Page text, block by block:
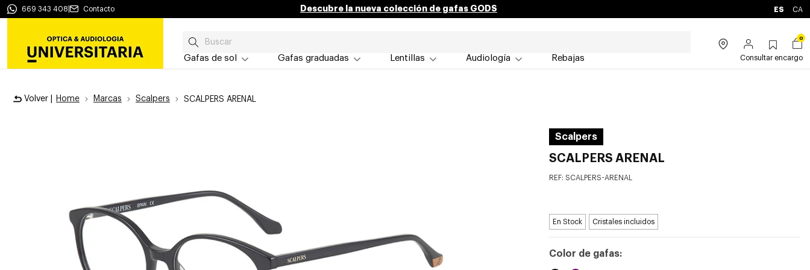
669 343 408 Contacto Descubre la nueva colección de gafas GODS ES CA
Gafas de sol Gafas graduadas Lentillas Audiología Rebajas
0
Consultar encargo
Volver | Home Marcas Scalpers SCALPERS ARENAL
Scalpers
SCALPERS ARENAL
REF: SCALPERS-ARENAL
En Stock Cristales incluidos
Color de gafas: